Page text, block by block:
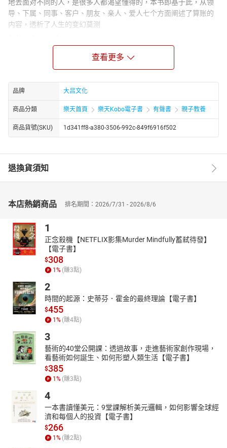
地去面对不同的人，是很多人都渴望懂得的，本书即基于此，从领
导、下属、同事、客户、朋友、亲人、爱人七个方面阐述了算账的
内容，透析了人生的变幻莫测
他的创作风格偏向通俗实用，内容多取材于常见事例，语言通俗易
懂，注重实用性和指导性。比如《透过举止看人性》会细化到握
要有心计全集》则围绕求人办事、抓住机遇等实际场景给出处世建
议。其作品合作的出版社众多，包括中国电影出版社、金城出版
社、中国华侨出版社等，且出版跨度较大，从 1999 年到 2025 年都
有书籍推出，部分作品还被改编为音频形式在喜马拉雅等平台上
线。
查看更多
品牌 大吕文化
商品分類 樂天首頁 樂天Kobo電子書 有聲書 親子教養
商品貨號(SKU) 1d341ff8-a380-3506-992c-849f6916f502
退換貨須知
本店熱銷商品 排名期間：2026/7/31 - 2026/8/6
1
正念殺機【NETFLIX影集Murder Mindfully蓄弒待發】
【電子書】
$308
1 % (賺3點)
2
時間的起源：史蒂芬．霍金的最終理論【電子書】
$455
1 % (賺4點)
3
藝術的40堂公開課：透過故事，走進藝術家創作現場，
看藝術如何誕生、如何形塑人類生活【電子書】
$385
1 % (賺3點)
4
一本書讀懂美元：9堂課解析美元邏輯，如何影響全球經
濟和每個人的投資【電子書】
$266
1 % (賺2點)